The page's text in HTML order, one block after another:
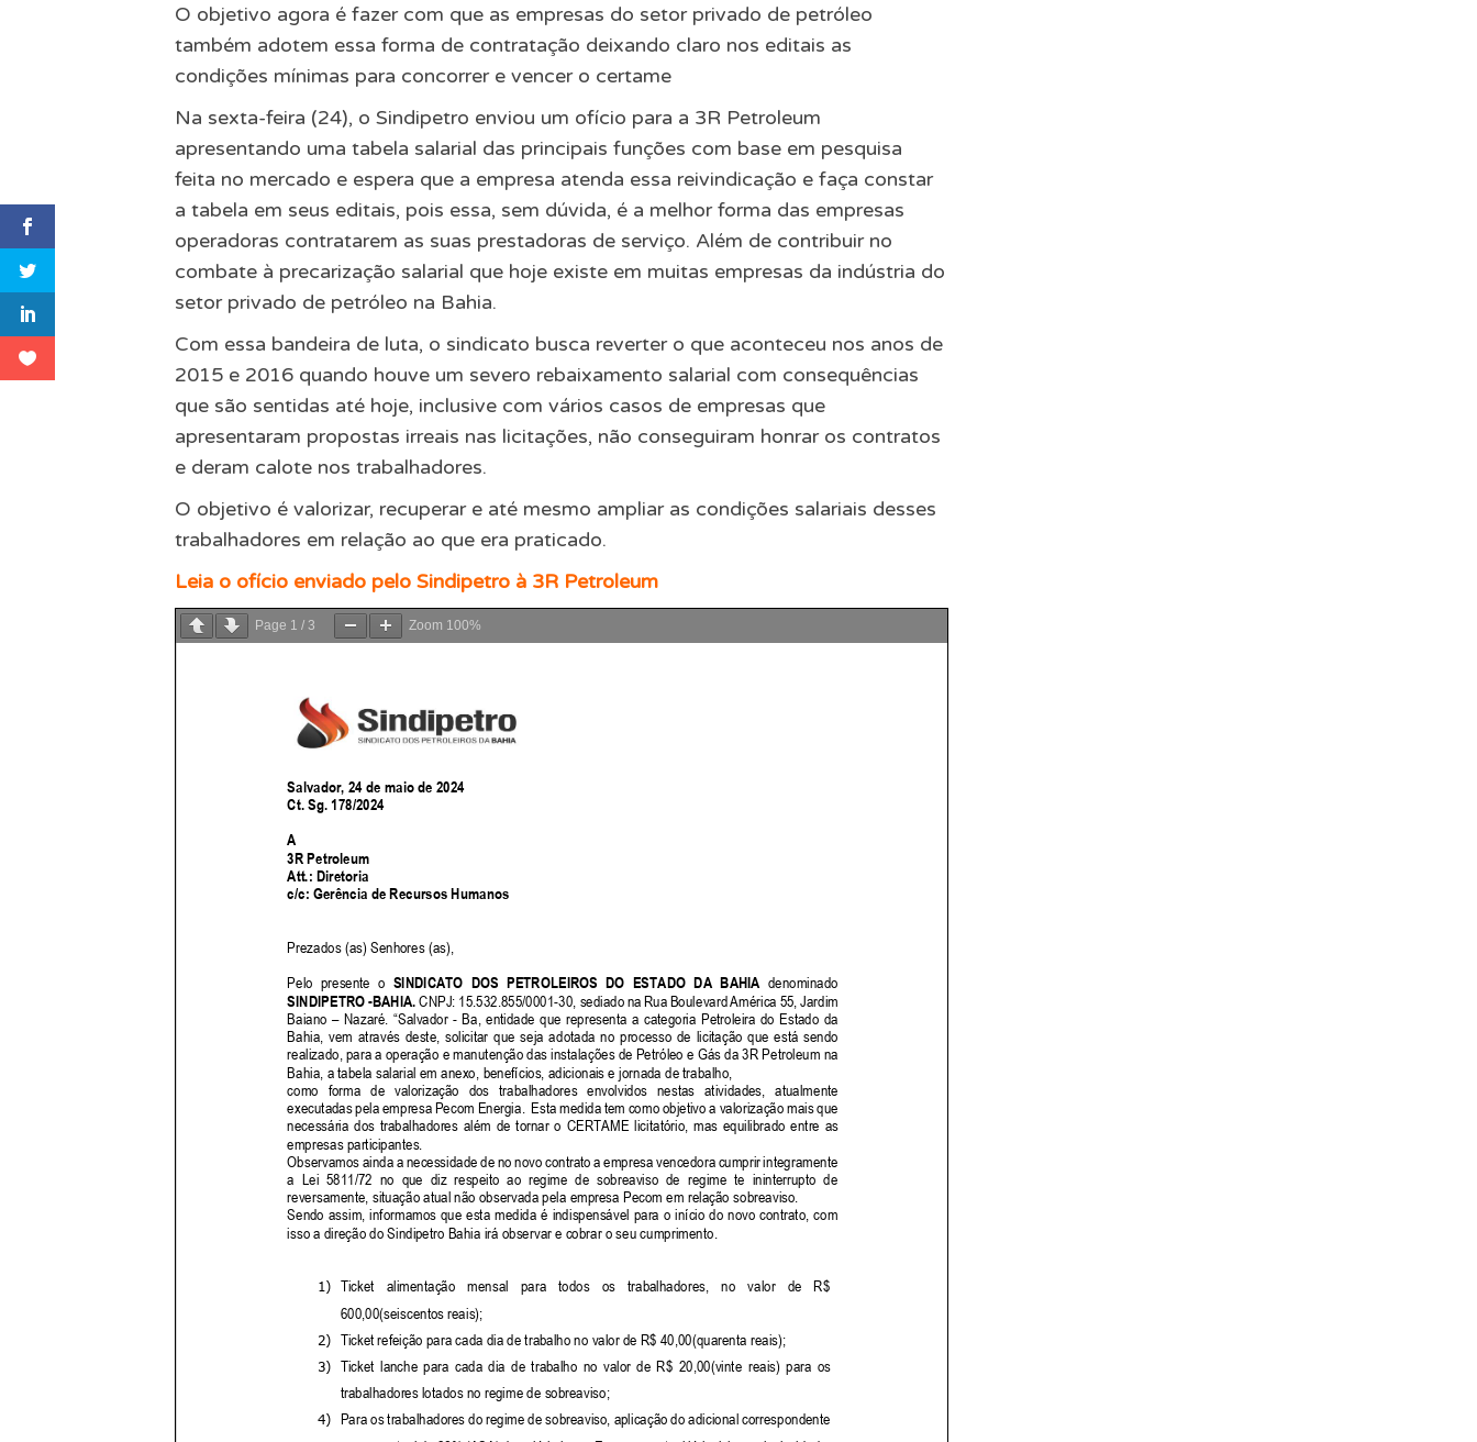
O objetivo agora é fazer com que as empresas do setor privado de petróleo
também adotem essa forma de contratação deixando claro nos editais as
condições mínimas para concorrer e vencer o certame
Na sexta-feira (24), o Sindipetro enviou um ofício para a 3R Petroleum
apresentando uma tabela salarial das principais funções com base em pesquisa
feita no mercado e espera que a empresa atenda essa reivindicação e faça constar
a tabela em seus editais, pois essa, sem dúvida, é a melhor forma das empresas
operadoras contratarem as suas prestadoras de serviço. Além de contribuir no
combate à precarização salarial que hoje existe em muitas empresas da indústria do
setor privado de petróleo na Bahia.
Com essa bandeira de luta, o sindicato busca reverter o que aconteceu nos anos de
2015 e 2016 quando houve um severo rebaixamento salarial com consequências
que são sentidas até hoje, inclusive com vários casos de empresas que
apresentaram propostas irreais nas licitações, não conseguiram honrar os contratos
e deram calote nos trabalhadores.
O objetivo é valorizar, recuperar e até mesmo ampliar as condições salariais desses
trabalhadores em relação ao que era praticado.
Leia o ofício enviado pelo Sindipetro à 3R Petroleum
Page 1 / 3 Zoom 100%